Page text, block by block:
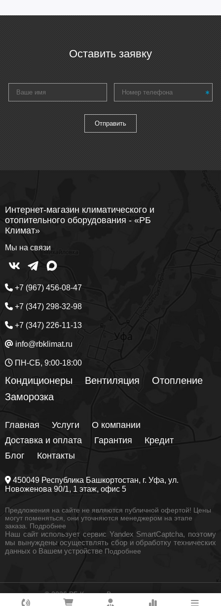
Оставить заявку
Интернет-магазин климатического и
отопительного оборудования - «РБ
Климат»
Мы на связи
+7 (967) 456-08-47
+7 (347) 298-32-98
+7 (347) 226-11-13
info@rbklimat.ru
ПН-СБ, 9:00-18:00
Кондиционеры Вентиляция
Отопление
Заморозка
Главная Услуги
О компании
Доставка и оплата
Гарантия
Кредит
Блог
Контакты
450049 Республика Башкортостан, г. Уфа, ул.
Новоженова 90/1, 1 этаж, офис 5
Предложения на сайте не являются публичной офертой! Цены
могут поменяться, они уточняются менеджером на этапе
заказа. Подробнее
Наш сайт использует сервис Yandex SmartCaptcha, поэтому
мы вынуждены осуществлять сбор и обработку технических
данных о Вашем устройстве Подробнее
© 2026 РБ Климат. Все права защищены
Как вам удобнее с нами связаться?